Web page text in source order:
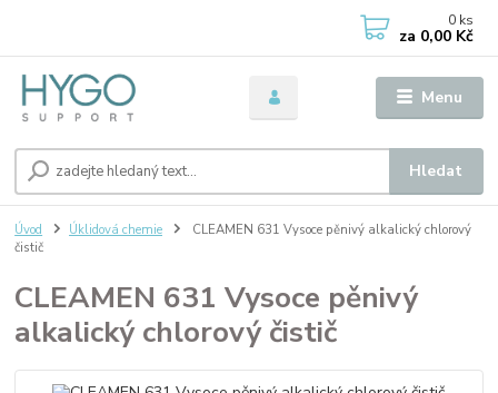
Menu
Hledat
0 ks
za 0,00 Kč
Úvod Úklidová chemie
CLEAMEN 631 Vysoce pěnivý alkalický chlorový
čistič
CLEAMEN 631 Vysoce pěnivý
alkalický chlorový čistič